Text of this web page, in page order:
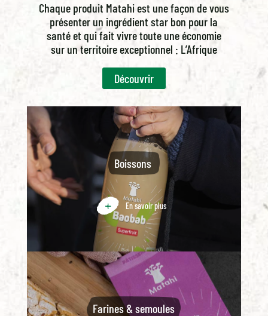
Chaque produit Matahi est une façon de vous
présenter un ingrédient star bon pour la
santé et qui fait vivre toute une économie
sur un territoire exceptionnel : L’Afrique
Découvrir
Boissons
En savoir plus
Farines & semoules